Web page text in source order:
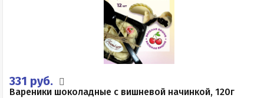
331 руб.
Вареники шоколадные с вишневой начинкой, 120г